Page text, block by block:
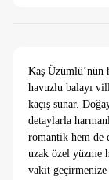
Kaş Üzümlü’nün
havuzlu balayı
kaçış sunar.
detaylarla
romantik hem de
uzak özel yüzme
vakit geçirmenize